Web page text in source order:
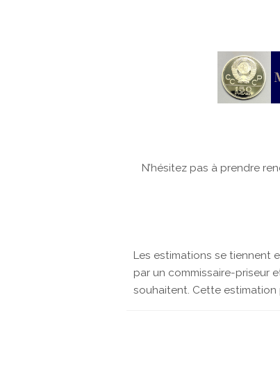
N’hésitez pas à prendre
Les estimations se tiennent
par un commissaire-priseur
souhaitent. Cette